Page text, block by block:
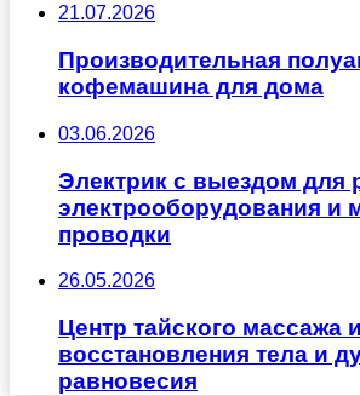
21.07.2026
Производительная
кофемашина для дома
03.06.2026
Электрик с выездом для
электрооборудования и
проводки
26.05.2026
Центр тайского массажа
восстановления тела и
равновесия